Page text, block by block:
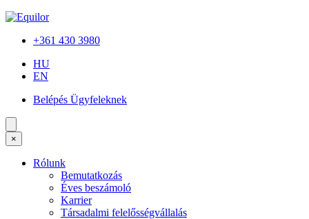
+361 430 3980
HU
EN
Belépés Ügyfeleknek
×
Rólunk
Bemutatkozás
Éves beszámoló
Karrier
Társadalmi felelősségvállalás